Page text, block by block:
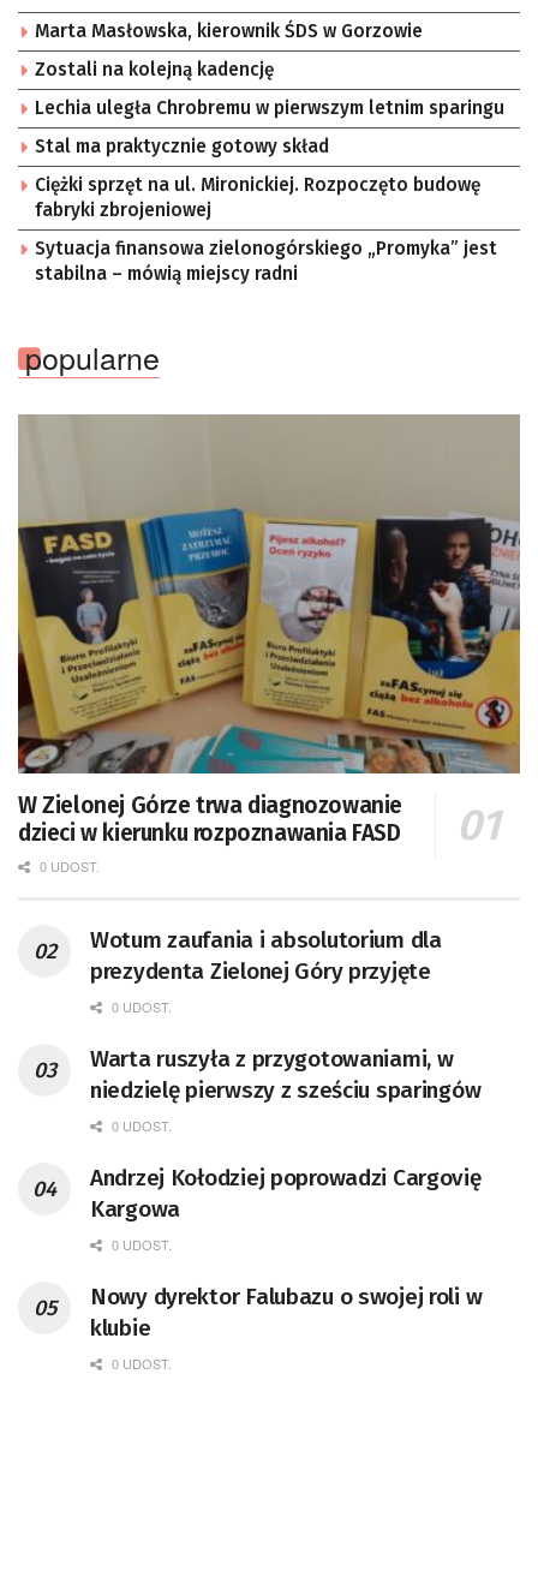
Marta Masłowska, kierownik ŚDS w Gorzowie
Zostali na kolejną kadencję
Lechia uległa Chrobremu w pierwszym letnim sparingu
Stal ma praktycznie gotowy skład
Ciężki sprzęt na ul. Mironickiej. Rozpoczęto budowę
fabryki zbrojeniowej
Sytuacja finansowa zielonogórskiego „Promyka” jest
stabilna – mówią miejscy radni
popularne
W Zielonej Górze trwa diagnozowanie
dzieci w kierunku rozpoznawania FASD
0 UDOST.
Wotum zaufania i absolutorium dla
prezydenta Zielonej Góry przyjęte
0 UDOST.
Warta ruszyła z przygotowaniami, w
niedzielę pierwszy z sześciu sparingów
0 UDOST.
Andrzej Kołodziej poprowadzi Cargovię
Kargowa
0 UDOST.
Nowy dyrektor Falubazu o swojej roli w
klubie
0 UDOST.